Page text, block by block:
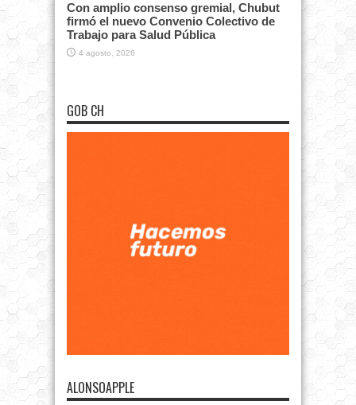
Con amplio consenso gremial, Chubut
firmó el nuevo Convenio Colectivo de
Trabajo para Salud Pública
4 agosto, 2026
GOB CH
ALONSOAPPLE